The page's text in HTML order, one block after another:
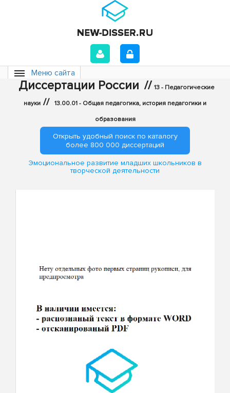
Меню сайта
Диссертации России // 13 - Педагогические
науки // 13.00.01 - Общая педагогика, история педагогики и
образования
Открыть удобный поиск по каталогу
более 800 000 диссертаций
Эмоциональное развитие младших школьников в
творческой деятельности